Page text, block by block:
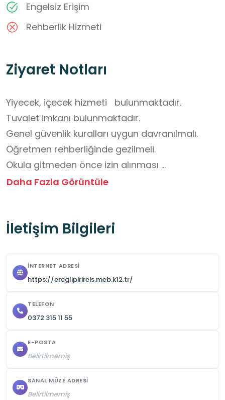
Engelsiz Erişim
Rehberlik Hizmeti
Ziyaret Notları
Yiyecek, içecek hizmeti   bulunmaktadır.
Tuvalet imkanı bulunmaktadır.
Genel güvenlik kuralları uygun davranılmalı.
Öğretmen rehberliğinde gezilmeli.
Okula gitmeden önce izin alınması
gerekmektedir.
Daha Fazla Görüntüle
İletişim Bilgileri
İNTERNET ADRESI
https://ereglipirireis.meb.k12.tr/
TELEFON
0372 315 11 55
E-POSTA
Belirtilmemiş
SANAL MÜZE ADRESI
Belirtilmemiş